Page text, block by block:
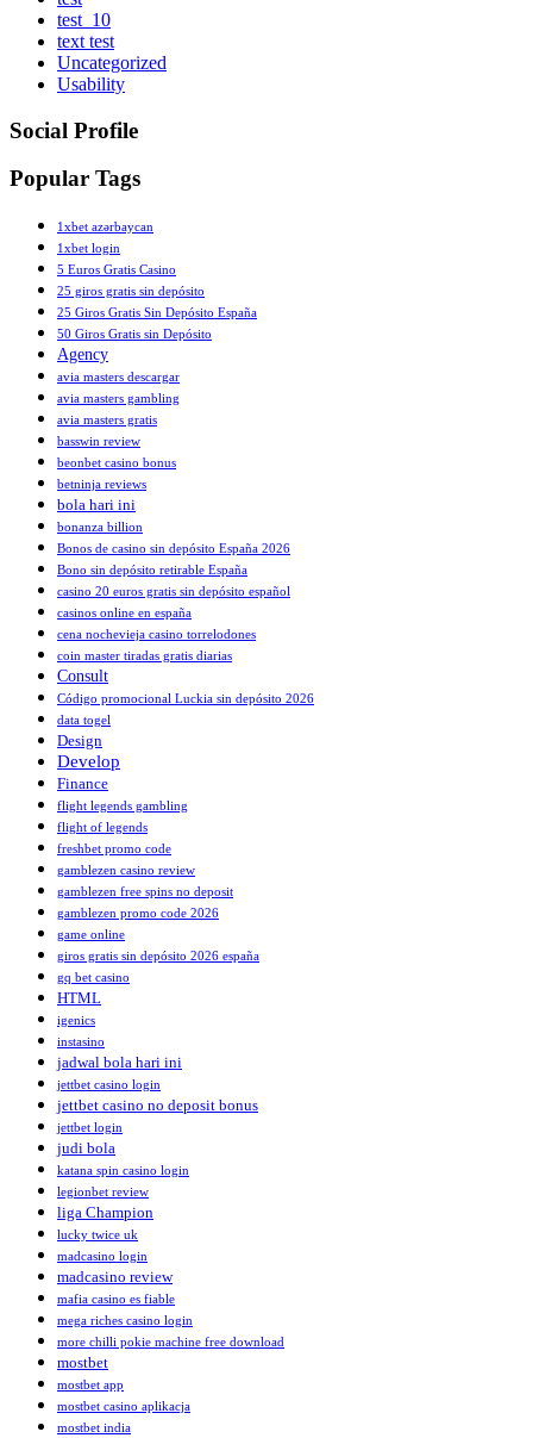
test_10
text test
Uncategorized
Usability
Social Profile
Popular Tags
1xbet azərbaycan
1xbet login
5 Euros Gratis Casino
25 giros gratis sin depósito
25 Giros Gratis Sin Depósito España
50 Giros Gratis sin Depósito
Agency
avia masters descargar
avia masters gambling
avia masters gratis
basswin review
beonbet casino bonus
betninja reviews
bola hari ini
bonanza billion
Bonos de casino sin depósito España 2026
Bono sin depósito retirable España
casino 20 euros gratis sin depósito español
casinos online en españa
cena nochevieja casino torrelodones
coin master tiradas gratis diarias
Consult
Código promocional Luckia sin depósito 2026
data togel
Design
Develop
Finance
flight legends gambling
flight of legends
freshbet promo code
gamblezen casino review
gamblezen free spins no deposit
gamblezen promo code 2026
game online
giros gratis sin depósito 2026 españa
gq bet casino
HTML
igenics
instasino
jadwal bola hari ini
jettbet casino login
jettbet casino no deposit bonus
jettbet login
judi bola
katana spin casino login
legionbet review
liga Champion
lucky twice uk
madcasino login
madcasino review
mafia casino es fiable
mega riches casino login
more chilli pokie machine free download
mostbet
mostbet app
mostbet casino aplikacja
mostbet india